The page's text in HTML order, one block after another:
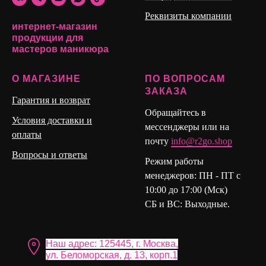
Glyceryl acrylate/Acrylic acid copolymer, Silica, Dimethicone,
2,4,6-Trimethylbenzoyldiphen yl Phosphine Oxide, Cellulose
Acetate Butyrate
интернет-магазин
продукции для
мастеров маникюра
Реквизиты компании
О МАГАЗИНЕ
Гарантия и возврат
Условия доставки и
оплаты
Вопросы и ответы
ПО ВОПРОСАМ
ЗАКАЗА
Обращайтесь в
мессенджеры или на
почту info@r2go.shop
Режим работы
менеджеров: ПН - ПТ с
10:00 до 17:00 (Мск)
СБ и ВС: Выходные.
Наш адрес: 125445, г. Москва,
ул. Бело морская, д. 13, корп.1